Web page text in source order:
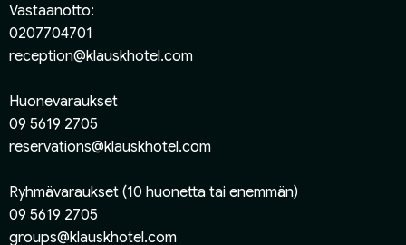
Vastaanotto:
0207704701
reception@klauskhotel.com
Huonevaraukset
09 5619 2705
reservations@klauskhotel.com
Ryhmävaraukset (10 huonetta tai enemmän)
09 5619 2705
groups@klauskhotel.com